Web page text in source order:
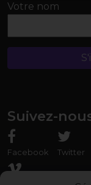
Votre nom
Suivez-
Facebook Twitter